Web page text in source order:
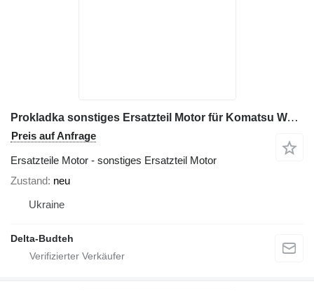
Prokladka sonstiges Ersatzteil Motor für Komatsu WA470 Radlader
Preis auf Anfrage
Ersatzteile Motor - sonstiges Ersatzteil Motor
Zustand
neu
Ukraine
Delta-Budteh